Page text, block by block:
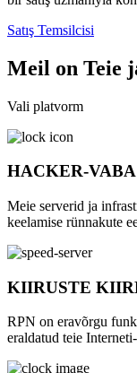
Satış Temsilcisi
Meil on Teie
Vali platvorm
HACKER-
Meie serverid ja
keelamise rünnakute
KIIRUSTE
RPN on eravõrgu
eraldatud teie